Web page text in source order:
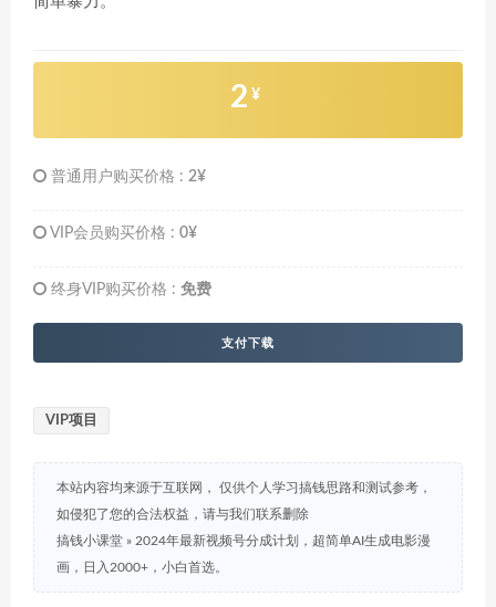
2 ¥
普通用户购买价格 : 2¥
VIP会员购买价格 : 0¥
终身VIP购买价格 : 免费
支付下载
VIP项目
本站内容均来源于互联网， 仅供个人学习搞钱思路和测试参考，
如侵犯了您的合法权益，请与我们联系删除
搞钱小课堂 » 2024年最新视频号分成计划，超简单AI生成电影漫
画，日入2000+，小白首选。